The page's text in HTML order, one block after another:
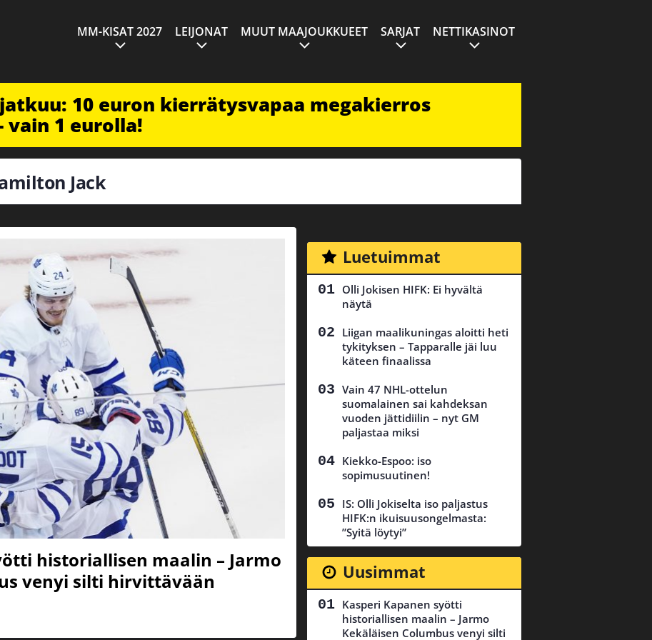
MM-KISAT 2027 LEIJONAT MUUT MAAJOUKKUEET SARJAT NETTIKASINOT
10 euron kierrätysvapaa megakierros
vain 1 eurolla!
Jack
historiallisen maalin – Jarmo
venyi silti hirvittävään
Luetuimmat
Olli Jokisen HIFK: Ei hyvältä
näytä
Liigan maalikuningas aloitti heti
tykityksen – Tapparalle jäi luu
käteen finaalissa
Vain 47 NHL-ottelun
suomalainen sai kahdeksan
vuoden jättidiilin – nyt GM
paljastaa miksi
Kiekko-Espoo: iso
sopimusuutinen!
IS: Olli Jokiselta iso paljastus
HIFK:n ikuisuusongelmasta:
”Syitä löytyi”
Uusimmat
Kasperi Kapanen syötti
historiallisen maalin – Jarmo
Kekäläisen Columbus venyi silti